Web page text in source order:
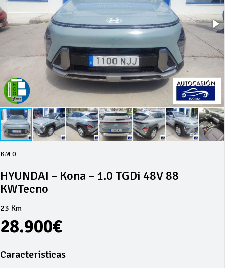
KM 0
HYUNDAI – Kona – 1.0 TGDi 48V 88
KWTecno
23 Km
28.900€
Características